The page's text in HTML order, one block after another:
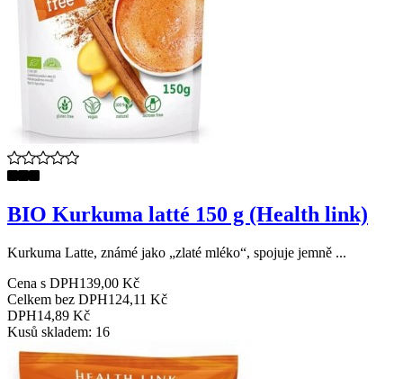
BIO Kurkuma latté 150 g (Health link)
Kurkuma Latte, známé jako „zlaté mléko“, spojuje jemně ...
Cena s DPH139,00 Kč
Celkem bez DPH124,11 Kč
DPH14,89 Kč
Kusů skladem: 16